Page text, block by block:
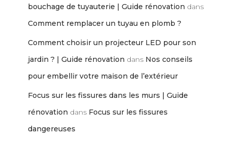
bouchage de tuyauterie | Guide rénovation dans
Comment remplacer un tuyau en plomb ?
Comment choisir un projecteur LED pour son
jardin ? | Guide rénovation dans Nos conseils
pour embellir votre maison de l’extérieur
Focus sur les fissures dans les murs | Guide
rénovation dans Focus sur les fissures
dangereuses